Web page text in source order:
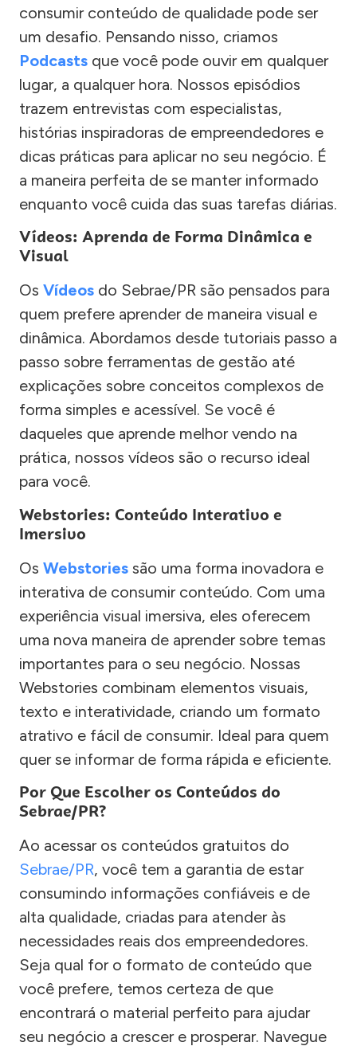
consumir conteúdo de qualidade pode ser
um desafio. Pensando nisso, criamos
Podcasts que você pode ouvir em qualquer
lugar, a qualquer hora. Nossos episódios
trazem entrevistas com especialistas,
histórias inspiradoras de empreendedores e
dicas práticas para aplicar no seu negócio. É
a maneira perfeita de se manter informado
enquanto você cuida das suas tarefas diárias.
Vídeos: Aprenda de Forma Dinâmica e
Visual
Os Vídeos do Sebrae/PR são pensados para
quem prefere aprender de maneira visual e
dinâmica. Abordamos desde tutoriais passo a
passo sobre ferramentas de gestão até
explicações sobre conceitos complexos de
forma simples e acessível. Se você é
daqueles que aprende melhor vendo na
prática, nossos vídeos são o recurso ideal
para você.
Webstories: Conteúdo Interativo e
Imersivo
Os Webstories são uma forma inovadora e
interativa de consumir conteúdo. Com uma
experiência visual imersiva, eles oferecem
uma nova maneira de aprender sobre temas
importantes para o seu negócio. Nossas
Webstories combinam elementos visuais,
texto e interatividade, criando um formato
atrativo e fácil de consumir. Ideal para quem
quer se informar de forma rápida e eficiente.
Por Que Escolher os Conteúdos do
Sebrae/PR?
Ao acessar os conteúdos gratuitos do
Sebrae/PR, você tem a garantia de estar
consumindo informações confiáveis e de
alta qualidade, criadas para atender às
necessidades reais dos empreendedores.
Seja qual for o formato de conteúdo que
você prefere, temos certeza de que
encontrará o material perfeito para ajudar
seu negócio a crescer e prosperar. Navegue